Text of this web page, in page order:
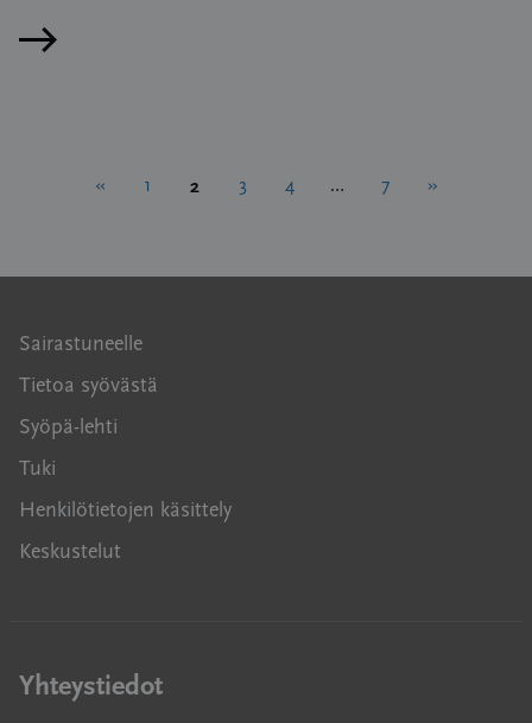
Lue artikkeli
Artikkelien
« 1 2 3 4 … 7 »
Sairastuneelle
Tietoa syövästä
Syöpä-lehti
Tuki
Henkilötietojen käsittely
Keskustelut
Yhteystiedot